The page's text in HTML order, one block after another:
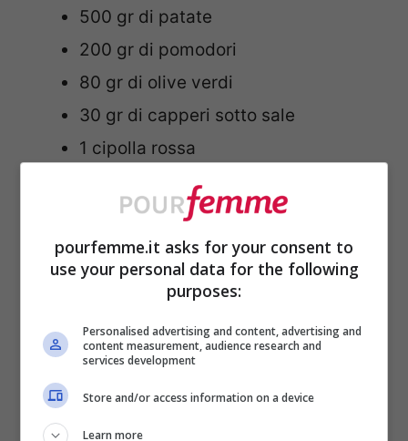
500 gr di patate
200 gr di pomodori
80 gr di olive verdi
30 gr di capperi sotto sale
1 cipolla rossa
1 tazzina di aceto di vino bianco
origano q.b.
basilico q.b.
sale fino q.b.
olio extra vergine di oliva q.b.
Procedimento
pourfemme.it asks for your consent to
use your personal data for the following
purposes:
Personalised advertising and content, advertising and
content measurement, audience research and
services development
Store and/or access information on a device
Learn more